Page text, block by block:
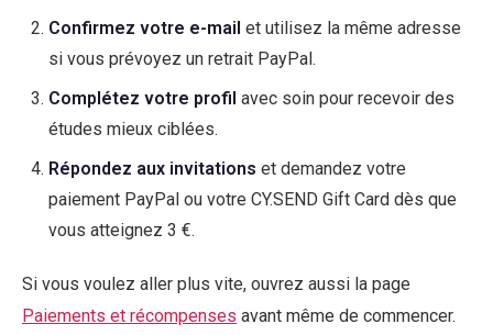
Confirmez votre e-mail et utilisez la même adresse
si vous prévoyez un retrait PayPal.
Complétez votre profil avec soin pour recevoir des
études mieux ciblées.
Répondez aux invitations et demandez votre
paiement PayPal ou votre CY.SEND Gift Card dès que
vous atteignez 3 €.
Si vous voulez aller plus vite, ouvrez aussi la page
Paiements et récompenses avant même de commencer.